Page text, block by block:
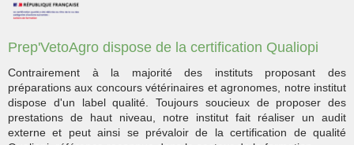
Prep'VetoAgro dispose de la certification Qualiopi
Contrairement à la majorité des instituts proposant des
préparations aux concours vétérinaires et agronomes, notre institut
dispose d'un label qualité. Toujours soucieux de proposer des
prestations de haut niveau, notre institut fait réaliser un audit
externe et peut ainsi se prévaloir de la certification de qualité